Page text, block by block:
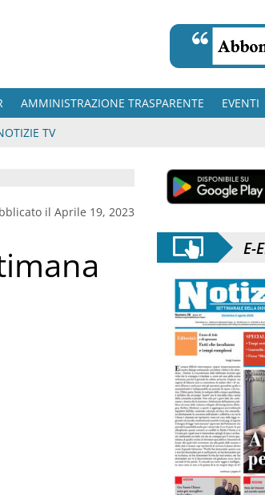
AMMINISTRAZIONE TRASPARENTE
EVENTI
TV
il Aprile 19, 2023
E-